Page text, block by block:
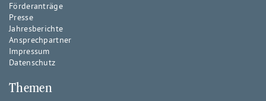
Förderanträge
Presse
Jahresberichte
Ansprechpartner
Impressum
Datenschutz
Themen